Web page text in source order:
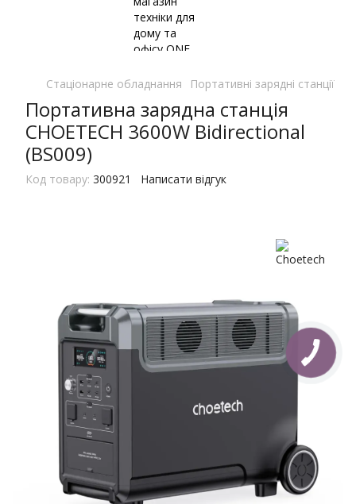
Стаціонарне обладнання Портативні зарядні станції
Портативна зарядна станція
CHOETECH 3600W Bidirectional
(BS009)
Код товару: 300921 Написати відгук